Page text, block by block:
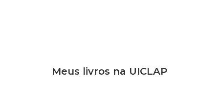
Meus livros na UICLAP